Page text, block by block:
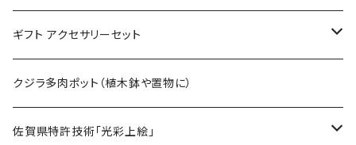
Mサイズ
Sサイズ
ギフト アクセサリーセット
flower
メンズ ギフトセット
クジラ多肉ポット（植木鉢や置物に）
佐賀県特許技術「光彩上絵」